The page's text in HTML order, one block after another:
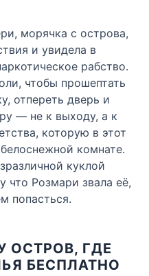
морячка с острова,
и увидела в
рабство.
чтобы прошептать
отпереть дверь и
— не к выходу, а к
которую в этот
комнате.
куклой
что Розмари звала её,
попасться.
ОСТРОВ, ГДЕ
БЕСПЛАТНО